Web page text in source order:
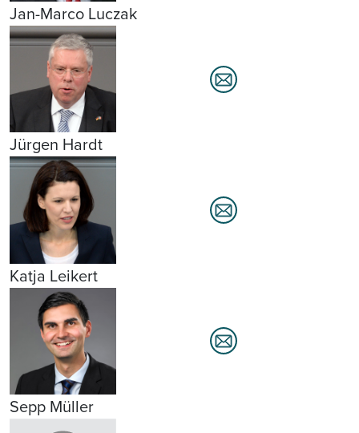
Jan-Marco Luczak
Jürgen Hardt
Katja Leikert
Sepp Müller